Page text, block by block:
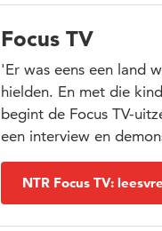
Focus TV
'Er was eens een land
hielden. En met die
begint de Focus TV-
een interview en
NTR Focus TV: